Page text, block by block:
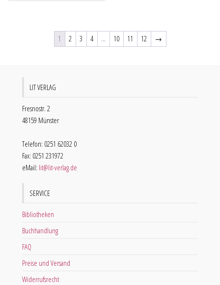
1 2 3 4 … 10 11 12 →
LIT VERLAG
Fresnostr. 2
48159 Münster
Telefon: 0251 62032 0
Fax: 0251 231972
eMail: lit@lit-verlag.de
SERVICE
Bibliotheken
Buchhandlung
FAQ
Preise und Versand
Widerrufsrecht